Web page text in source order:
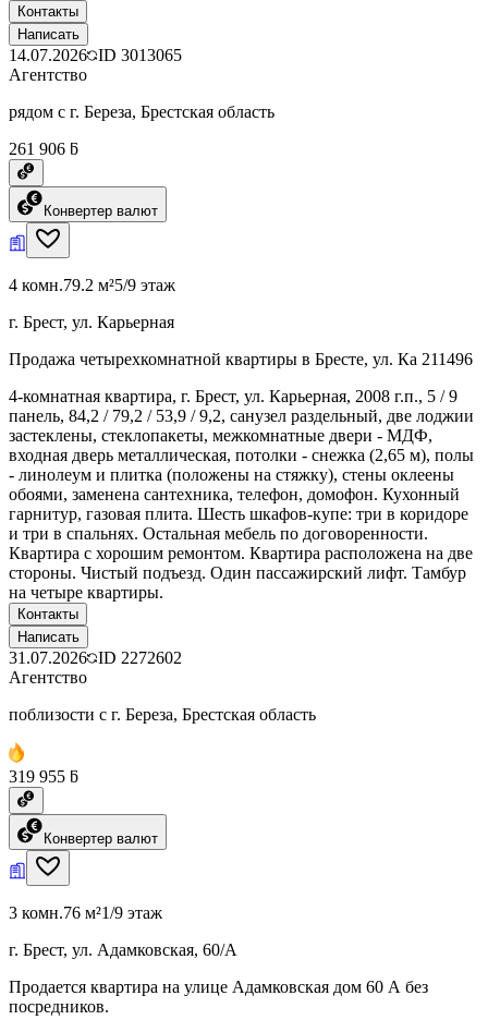
Контакты
Написать
14.07.2026 ID 3013065
Агентство
рядом с г. Береза, Брестская область
261 906 ƃ
Конвертер валют
4 комн.79.2 м²5/9 этаж
г. Брест, ул. Карьерная
Продажа четырехкомнатной квартиры в Бресте, ул. Ка 211496
4-комнатная квартира, г. Брест, ул. Карьерная, 2008 г.п., 5 / 9
панель, 84,2 / 79,2 / 53,9 / 9,2, санузел раздельный, две лоджии
застеклены, стеклопакеты, межкомнатные двери - МДФ,
входная дверь металлическая, потолки - снежка (2,65 м), полы
- линолеум и плитка (положены на стяжку), стены оклеены
обоями, заменена сантехника, телефон, домофон. Кухонный
гарнитур, газовая плита. Шесть шкафов-купе: три в коридоре
и три в спальнях. Остальная мебель по договоренности.
Квартира с хорошим ремонтом. Квартира расположена на две
стороны. Чистый подъезд. Один пассажирский лифт. Тамбур
на четыре квартиры.
Контакты
Написать
31.07.2026 ID 2272602
Агентство
поблизости с г. Береза, Брестская область
319 955 ƃ
Конвертер валют
3 комн.76 м²1/9 этаж
г. Брест, ул. Адамковская, 60/А
Продается квартира на улице Адамковская дом 60 А без
посредников.